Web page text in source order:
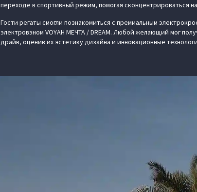
переходе в спортивный режим, помогая сконцентрироваться
Гости регаты смогли познакомиться с премиальным
электровэном VOYAH МЕЧТА / DREAM. Любой желающий мог
драйв, оценив их эстетику дизайна и инновационные